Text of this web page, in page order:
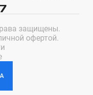
защищены.
офертой.